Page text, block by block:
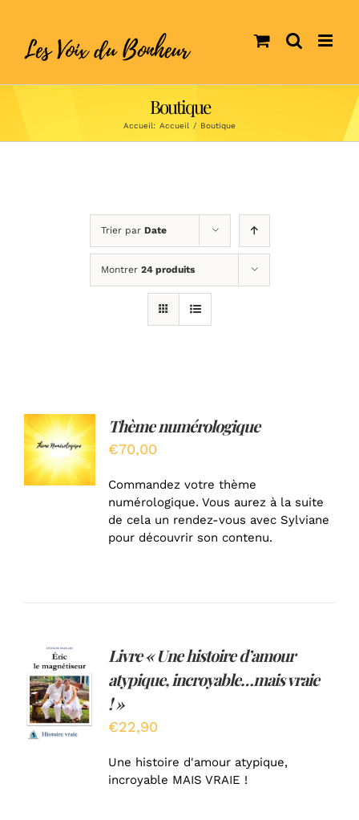
content
Boutique
Accueil: Accueil / Boutique
Trier par Date
Montrer 24 produits
AJOUTER
AU
PANIER
/
DÉTAILS
Thème numérologique
€70,00
Commandez votre thème
numérologique. Vous aurez à la suite
de cela un rendez-vous avec Sylviane
pour découvrir son contenu.
AJOUTER
AU
PANIER
/
DÉTAILS
Livre « Une histoire d’amour
atypique, incroyable…mais vraie
! »
€22,90
Une histoire d'amour atypique,
incroyable MAIS VRAIE !